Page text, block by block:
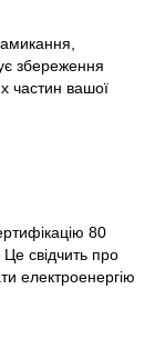
збереження
частин вашої
80
свідчить про
електроенергію